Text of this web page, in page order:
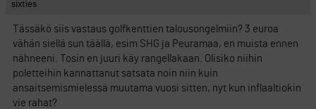
sixties
Tässäkö siis vastaus golfkenttien talousongelmiin? 3 euroa
vähän siellä sun täällä, esim SHG ja Peuramaa, en muista ennen
nähneeni. Tosin en juuri käy rangellakaan. Olisiko niihin
poletteihin kannattanut satsata noin niin kuin
ansaitsemismielessä muutama vuosi sitten, nyt kun inflaaltiokin
vie rahat?